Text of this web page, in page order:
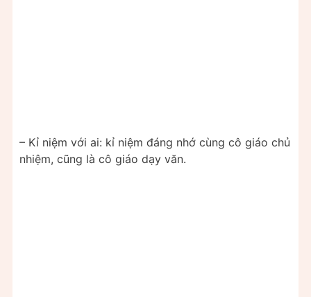
– Kỉ niệm với ai: kỉ niệm đáng nhớ cùng cô giáo chủ
nhiệm, cũng là cô giáo dạy văn.